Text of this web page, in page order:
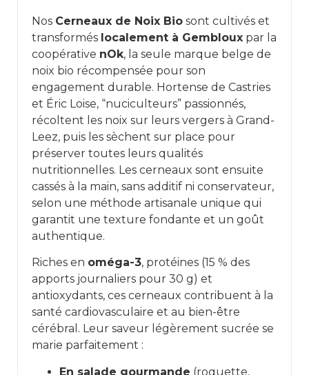
Nos Cerneaux de Noix Bio sont cultivés et
transformés localement à Gembloux par la
coopérative nOk, la seule marque belge de
noix bio récompensée pour son
engagement durable. Hortense de Castries
et Éric Loise, “nuciculteurs” passionnés,
récoltent les noix sur leurs vergers à Grand-
Leez, puis les sèchent sur place pour
préserver toutes leurs qualités
nutritionnelles. Les cerneaux sont ensuite
cassés à la main, sans additif ni conservateur,
selon une méthode artisanale unique qui
garantit une texture fondante et un goût
authentique.
Riches en oméga-3, protéines (15 % des
apports journaliers pour 30 g) et
antioxydants, ces cerneaux contribuent à la
santé cardiovasculaire et au bien-être
cérébral. Leur saveur légèrement sucrée se
marie parfaitement :
En salade gourmande (roquette,